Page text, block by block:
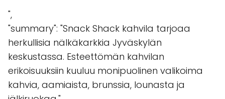
",
"summary": "Snack Shack kahvila tarjoaa
herkullisia nälkäkarkkia Jyväskylän
keskustassa. Esteettömän kahvilan
erikoisuuksiin kuuluu monipuolinen valikoima
kahvia, aamiaista, brunssia, lounasta ja